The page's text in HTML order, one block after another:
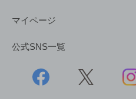
マイページ
公式SNS一覧